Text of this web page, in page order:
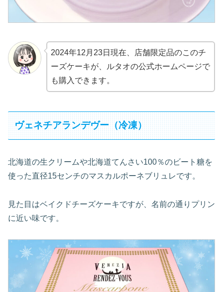
2024年12月23日現在、店舗限定品のこのチ
ーズケーキが、ルタオの公式ホームページで
も購入できます。
ヴェネチアランデヴー（冷凍）
北海道の生クリームや北海道てんさい100％のビート糖を
使った直径15センチのマスカルポーネブリュレです。
見た目はベイクドチーズケーキですが、名前の通りプリン
に近い味です。